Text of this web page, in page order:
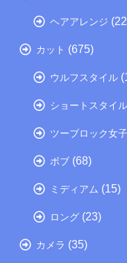
ヘアアレンジ
カット (675)
ウルフスタイル
ショートスタイル
ツーブロック女子
ボブ (68)
ミディアム (15)
ロング (23)
カメラ (35)